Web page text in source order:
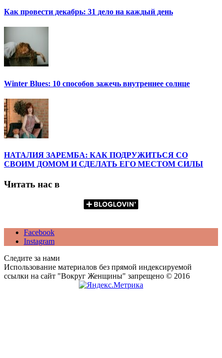
Как провести декабрь: 31 дело на каждый день
Winter Blues: 10 способов зажечь внутреннее солнце
НАТАЛИЯ ЗАРЕМБА: КАК ПОДРУЖИТЬСЯ СО
СВОИМ ДОМОМ И СДЕЛАТЬ ЕГО МЕСТОМ СИЛЫ
Читать нас в
Facebook
Instagram
Следите за нами
Использование материалов без прямой индексируемой
ссылки на сайт "Вокруг Женщины" запрещено © 2016